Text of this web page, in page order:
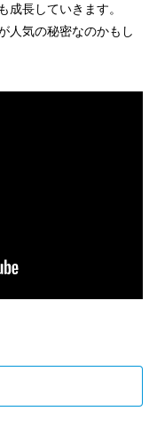
成長していきます。
人気の秘密なのかもし